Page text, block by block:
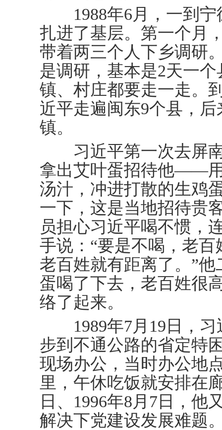
1988年6月，一到宁
扎进了基层。第一个月
带着两三个人下乡调研
是调研，基本是2天一
镇、村庄都要走一走。
近平走遍闽东9个县，
镇。
习近平第一次去屏南
拿出艾叶蛋招待他——
汤汁，冲进打散的生鸡
一下，这是当地招待贵
员担心习近平喝不惯，
手说：“要是不喝，老
老百姓就有距离了。”
蛋喝了下去，老百姓很
络了起来。
1989年7月19日，习
步到不通公路的省定
现场办公，当时办公地
里，午休吃饭就安排在
日、1996年8月7日，他
解决下党建设发展难题